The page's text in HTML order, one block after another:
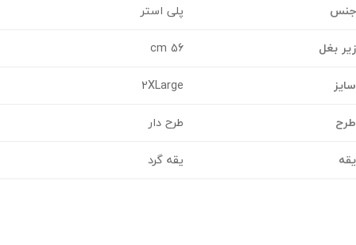
پلی استر
بغل
56 cm
2XLarge
طرح دار
یقه گرد